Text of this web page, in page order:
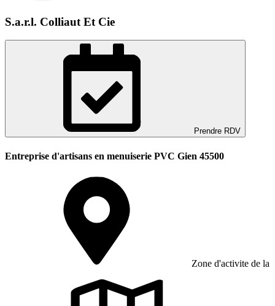
S.a.r.l. Colliaut Et Cie
Prendre RDV
Entreprise d'artisans en menuiserie PVC Gien 45500
Zone d'activite de la